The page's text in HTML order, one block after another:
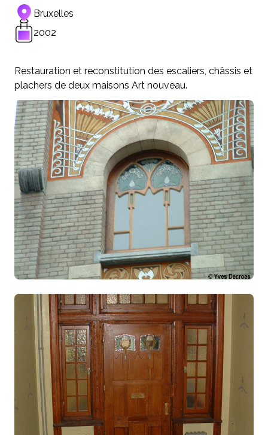
Bruxelles
2002
Restauration et reconstitution des escaliers, châssis et
plachers de deux maisons Art nouveau.